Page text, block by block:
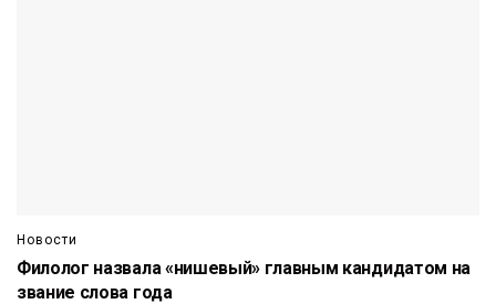
Новости
Филолог назвала «нишевый» главным кандидатом на
звание слова года